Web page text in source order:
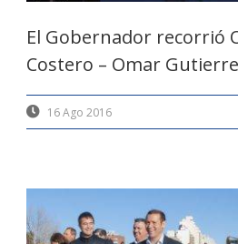
El Gobernador recorrió
Costero – Omar
16 Ago 2016